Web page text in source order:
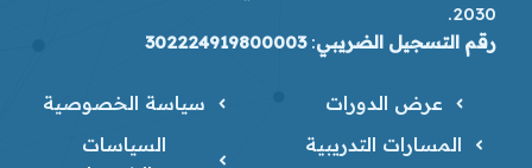
2030.
رقم التسجيل الضريبي:
302224919800003
عرض الدورات
المسارات التدريبية
سياسة الخصوصية
السياسات